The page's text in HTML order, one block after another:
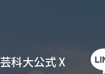
芸科大公式 X